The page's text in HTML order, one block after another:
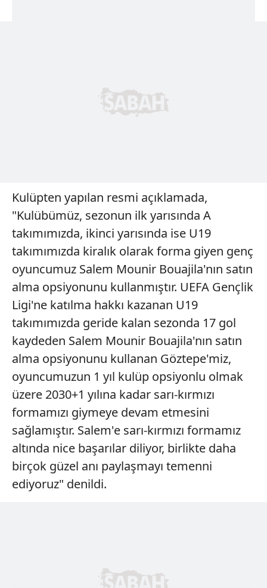
Kulüpten yapılan resmi açıklamada,
"Kulübümüz, sezonun ilk yarısında A
takımımızda, ikinci yarısında ise U19
takımımızda kiralık olarak forma giyen genç
oyuncumuz Salem Mounir Bouajila'nın satın
alma opsiyonunu kullanmıştır. UEFA Gençlik
Ligi'ne katılma hakkı kazanan U19
takımımızda geride kalan sezonda 17 gol
kaydeden Salem Mounir Bouajila'nın satın
alma opsiyonunu kullanan Göztepe'miz,
oyuncumuzun 1 yıl kulüp opsiyonlu olmak
üzere 2030+1 yılına kadar sarı-kırmızı
formamızı giymeye devam etmesini
sağlamıştır. Salem'e sarı-kırmızı formamız
altında nice başarılar diliyor, birlikte daha
birçok güzel anı paylaşmayı temenni
ediyoruz" denildi.